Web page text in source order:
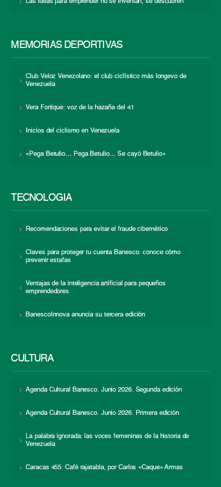
Las ideas para emprender no se inventan, se descubren
MEMORIAS DEPORTIVAS
Club Veloz Venezolano: el club ciclístico más longevo de
Venezuela
Vera Fortique: voz de la hazaña del 41
Inicios del ciclismo en Venezuela
«Pega Betulio… Pega Betulio… Se cayó Betulio»
TECNOLOGÍA
Recomendaciones para evitar el fraude cibernético
Claves para proteger tu cuenta Banesco: conoce cómo
prevenir estafas
Ventajas de la inteligencia artificial para pequeños
emprendedores
BanescoInnova anuncia su tercera edición
CULTURA
Agenda Cultural Banesco. Junio 2026. Segunda edición
Agenda Cultural Banesco. Junio 2026. Primera edición
La palabra ignorada: las voces femeninas de la historia de
Venezuela
Caracas 455: Café rajatabla, por Carlos «Caque» Armas